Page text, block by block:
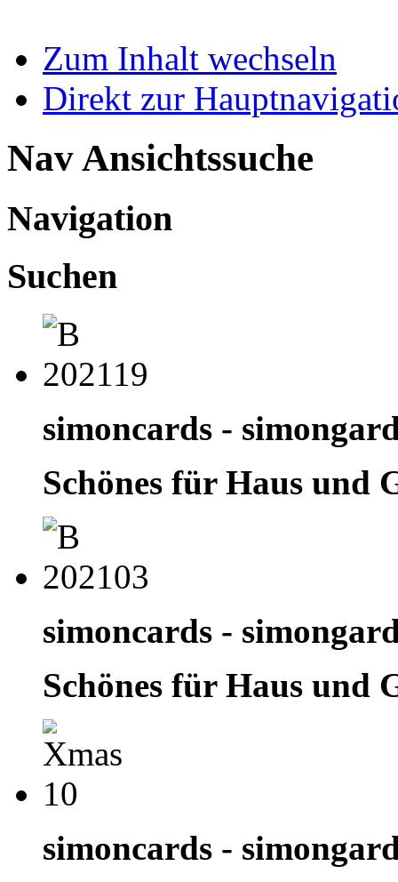
Zum Inhalt wechseln
Direkt zur
Nav Ansichtssuche
Navigation
Suchen
simoncards -
Schönes für Haus und
simoncards -
Schönes für Haus und
simoncards -